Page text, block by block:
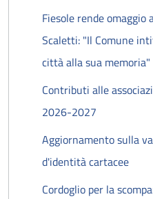
Fiesole rende omaggio
Scaletti: "Il Comune
città alla sua memoria"
Contributi alle
2026-2027
Aggiornamento sulla
d'identità cartacee
Cordoglio per la